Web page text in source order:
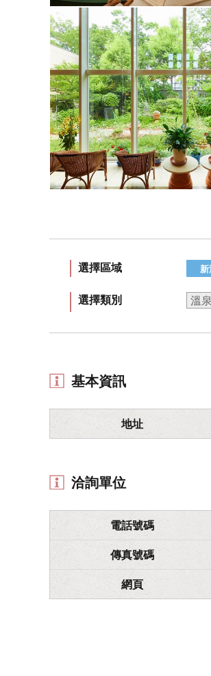
選擇區域
選擇類別 溫
基本資訊
地址
洽詢單位
電話號碼
傳真號碼
網頁